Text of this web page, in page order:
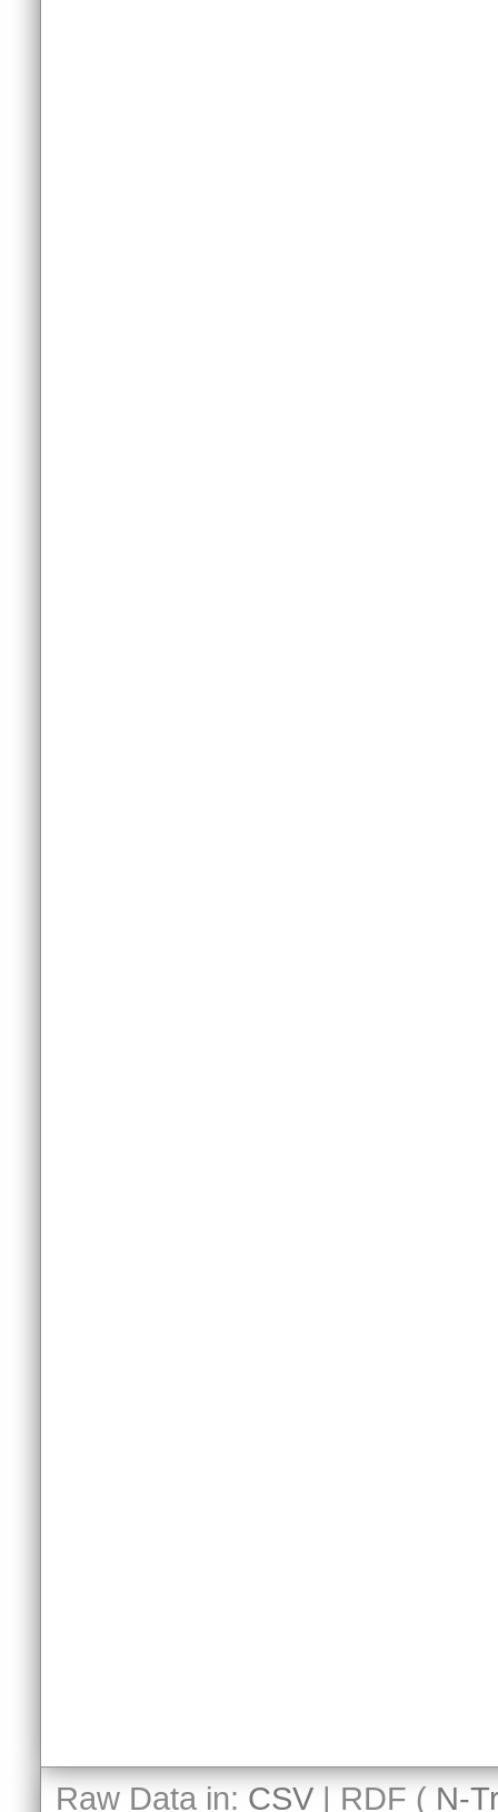
Raw Data in: CSV| RDF ( N-